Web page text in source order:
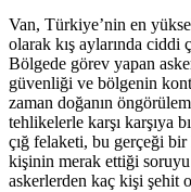
Van, Türkiye’nin en
olarak kış aylarında ciddi
Bölgede görev yapan
güvenliği ve bölgenin
zaman doğanın
tehlikelerle karşı karşıya
çığ felaketi, bu gerçeği bir
kişinin merak ettiği soruyu
askerlerden kaç kişi şehit